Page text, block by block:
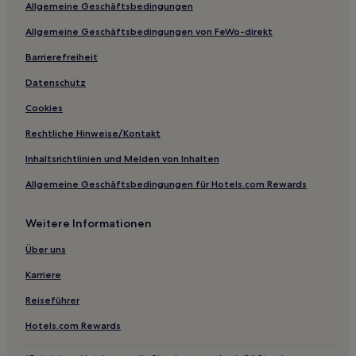
Altamira Hotels
Sidon: Hotels
Salomé: Hotels
Allgemeine Geschäftsbedingungen
Allgemeine Geschäftsbedingungen von FeWo-direkt
Barrierefreiheit
Datenschutz
Cookies
Rechtliche Hinweise/Kontakt
Inhaltsrichtlinien und Melden von Inhalten
Allgemeine Geschäftsbedingungen für Hotels.com Rewards
Weitere Informationen
Über uns
Karriere
Reiseführer
Hotels.com Rewards